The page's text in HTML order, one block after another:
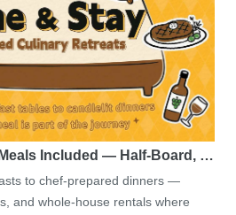
Included — Half-Board, …
to chef-prepared dinners —
and whole-house rentals where